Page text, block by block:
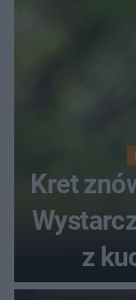
Kret
z